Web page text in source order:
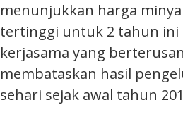
menunjukkan harga
tertinggi untuk 2 tahun ini
kerjasama yang
membataskan hasil
sehari sejak awal tahun